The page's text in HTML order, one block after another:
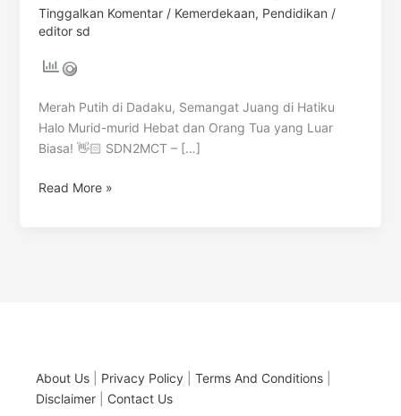
Tinggalkan Komentar / Kemerdekaan, Pendidikan /
editor sd
Merah Putih di Dadaku, Semangat Juang di Hatiku
Halo Murid-murid Hebat dan Orang Tua yang Luar
Biasa! 👋🏻 SDN2MCT – […]
Read More »
About Us Privacy Policy Terms And Conditions
Disclaimer
Contact Us